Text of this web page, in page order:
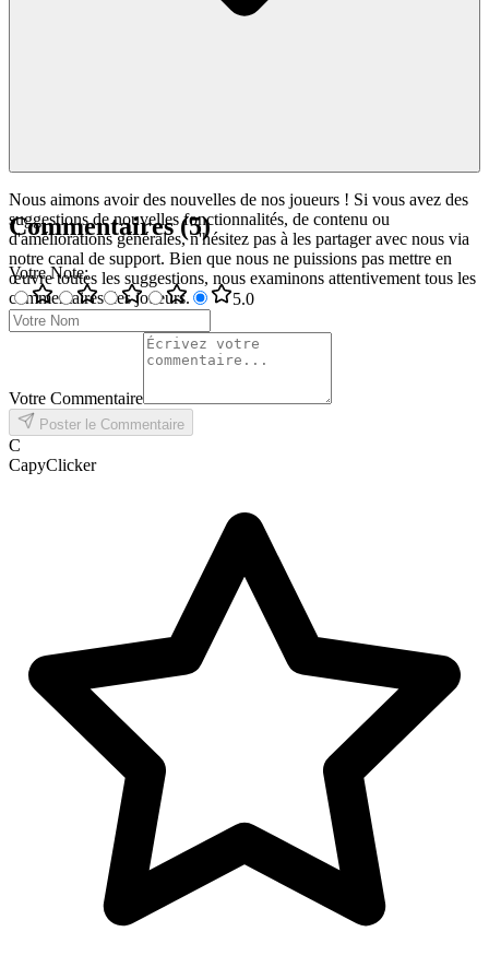
Nous aimons avoir des nouvelles de nos joueurs ! Si vous avez des
suggestions de nouvelles fonctionnalités, de contenu ou
d'améliorations générales, n'hésitez pas à les partager avec nous via
notre canal de support. Bien que nous ne puissions pas mettre en
œuvre toutes les suggestions, nous examinons attentivement tous les
commentaires des joueurs.
Commentaires(5)
Votre Note:
5.0
Votre Commentaire
Poster le Commentaire
C
CapyClicker